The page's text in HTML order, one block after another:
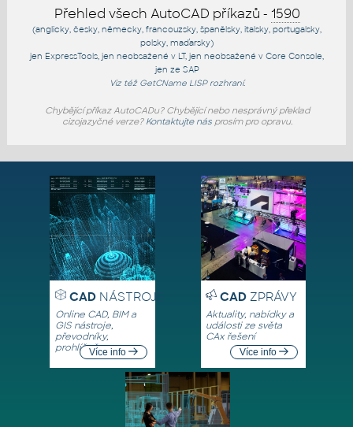
Přehled všech AutoCAD příkazů - 1590
(anglicky, česky, německy, francouzsky, španělsky, italsky, portugalsky,
polsky, maďarsky)
jen ExpressTools , jen neobsažené v LT, jen neobsažené v Core Console
jen ze SAP
Viz též GetCNameLISP rozhraní.
Chybějící příkaz AutoCADu? Chybějící nebo nesprávný překlad
cizojazyčné verze? Kontaktujte násprosím pro opravu.
CADNÁSTROJE
Online CAD, BIM a
GIS nástroje,
převodníky,
prohlížečeVíce info
CADZPRÁVY
Aktuality, nabídky a
události ze světa
CAx řešení
Více info